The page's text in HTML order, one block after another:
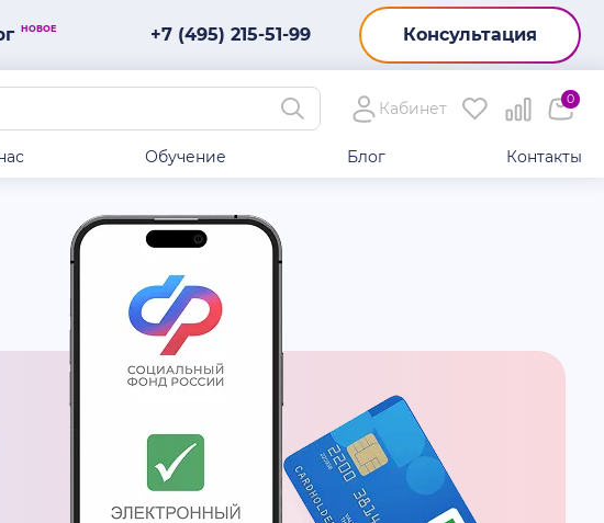
НОВОЕ +7 (495) 215-51-99 Консультация
Кабинет
0
Обучение Блог Контакты